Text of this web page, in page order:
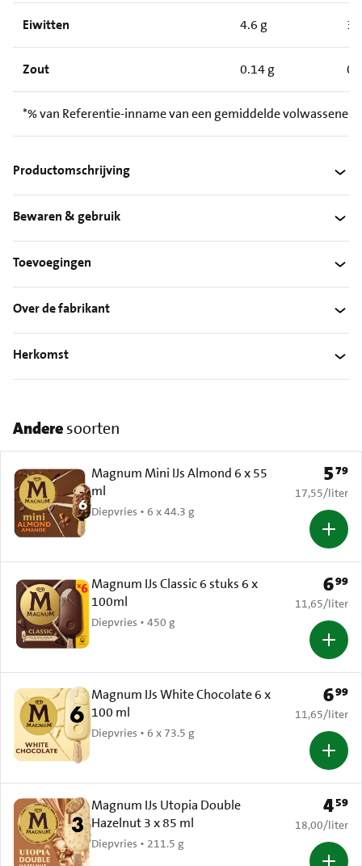
Eiwitten 4.6 g
Zout 0.14 g
*% van Referentie-inname van een gemiddelde volwassene
Productomschrijving
Bewaren & gebruik
Toevoegingen
Over de fabrikant
Herkomst
Anderesoorten
Magnum Mini IJs Almond 6 x 55
ml
Diepvries • 6 x 44.3 g
Prijs:
579
€ 17,55 per
17,55/liter
Magnum IJs Classic 6 stuks 6 x
100ml
Diepvries • 450 g
Prijs:
699
€ 11,65 per
11,65/liter
Magnum IJs White Chocolate 6 x
100 ml
Diepvries • 6 x 73.5 g
Prijs:
699
€ 11,65 per
11,65/liter
Magnum IJs Utopia Double
Hazelnut 3 x 85 ml
Diepvries • 211.5 g
Prijs:
459
€ 18,00 per
18,00/liter